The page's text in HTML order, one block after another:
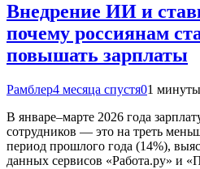
Внедрение ИИ и
почему россиянам
повышать зарплаты
Рамблер4 месяца спустя01 минуты
В январе–марте 2026 года
сотрудников — это на треть
период прошлого года (14%),
данных сервисов «Работа.ру» и